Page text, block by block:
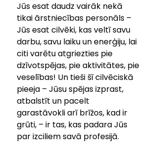
Jūs esat daudz vairāk nekā
tikai ārstniecības personāls –
Jūs esat cilvēki, kas veltī savu
darbu, savu laiku un enerģiju, lai
citi varētu atgriezties pie
dzīvotspējas, pie aktivitātes, pie
veselības! Un tieši šī cilvēciskā
pieeja – Jūsu spējas izprast,
atbalstīt un pacelt
garastāvokli arī brīžos, kad ir
grūti, – ir tas, kas padara Jūs
par izciliem savā profesijā.